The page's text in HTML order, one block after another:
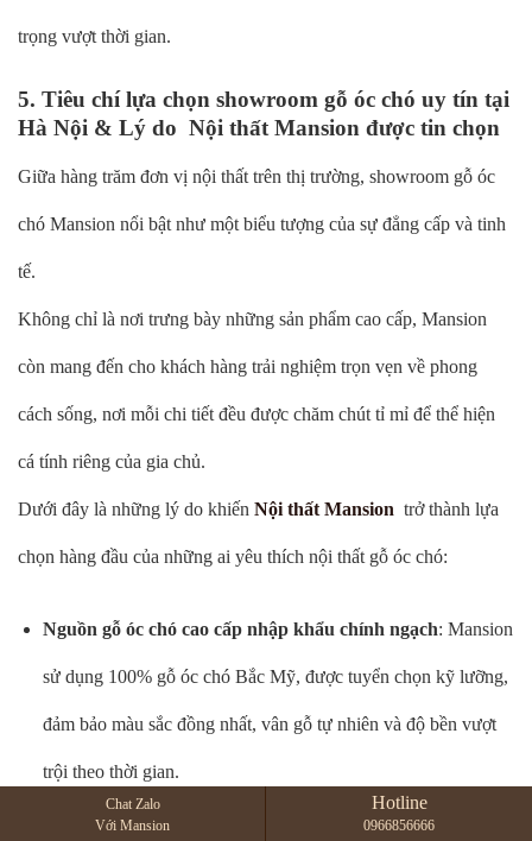
trọng vượt thời gian.
5. Tiêu chí lựa chọn showroom gỗ óc chó uy tín tại
Hà Nội & Lý do Nội thất Mansion được tin chọn
Giữa hàng trăm đơn vị nội thất trên thị trường, showroom gỗ óc
chó Mansion nổi bật như một biểu tượng của sự đẳng cấp và tinh
tế.
Không chỉ là nơi trưng bày những sản phẩm cao cấp, Mansion
còn mang đến cho khách hàng trải nghiệm trọn vẹn về phong
cách sống, nơi mỗi chi tiết đều được chăm chút tỉ mỉ để thể hiện
cá tính riêng của gia chủ.
Dưới đây là những lý do khiến Nội thất Mansion trở thành lựa
chọn hàng đầu của những ai yêu thích nội thất gỗ óc chó:
Nguồn gỗ óc chó cao cấp nhập khẩu chính ngạch: Mansion
sử dụng 100% gỗ óc chó Bắc Mỹ, được tuyển chọn kỹ lưỡng,
đảm bảo màu sắc đồng nhất, vân gỗ tự nhiên và độ bền vượt
trội theo thời gian.
Chat Zalo
Với Mansion
Hotline
0966856666